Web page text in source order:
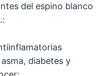
del espino blanco
diabetes y